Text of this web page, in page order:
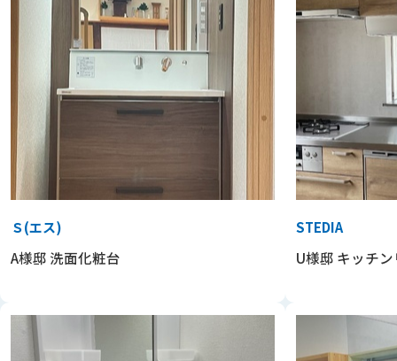
Ｓ(エス)
A様邸 洗面化粧台
STEDIA
U様邸 キッチ